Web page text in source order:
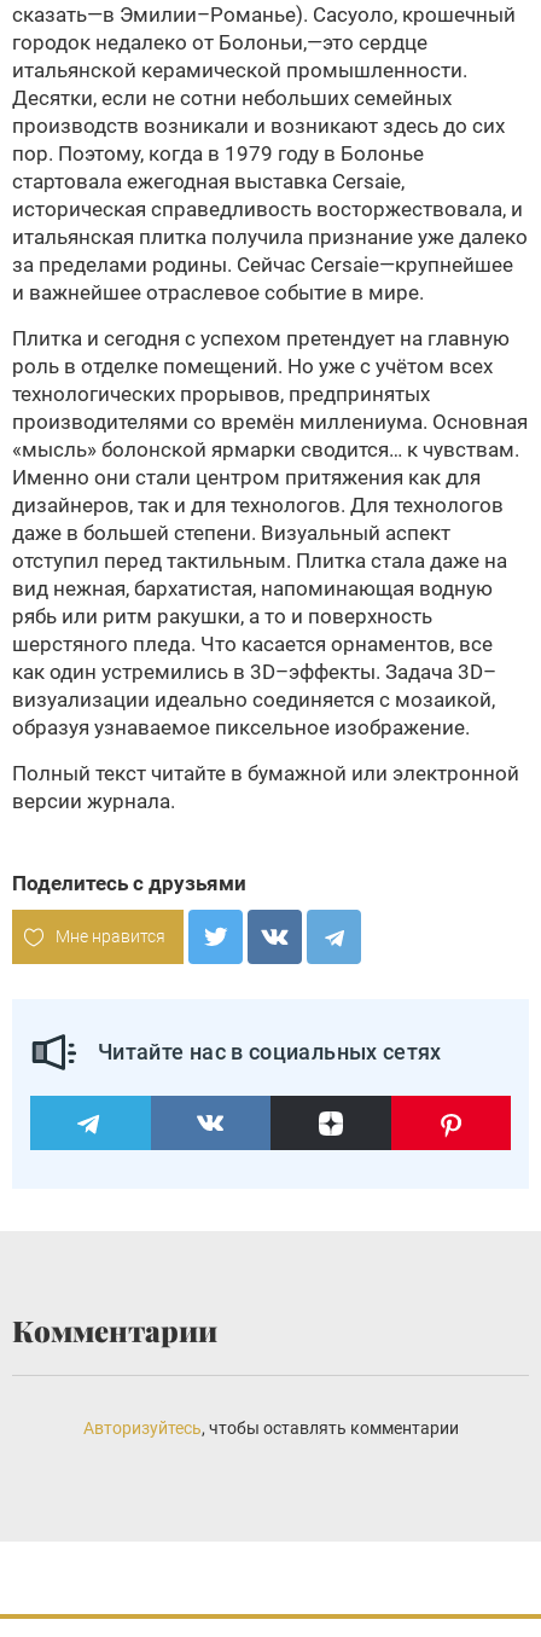
сказать—в Эмилии–Романье). Сасуоло, крошечный
городок недалеко от Болоньи,—это сердце
итальянской керамической промышленности.
Десятки, если не сотни небольших семейных
производств возникали и возникают здесь до сих
пор. Поэтому, когда в 1979 году в Болонье
стартовала ежегодная выставка Cersaie,
историческая справедливость восторжествовала, и
итальянская плитка получила признание уже далеко
за пределами родины. Сейчас Cersaie—крупнейшее
и важ­нейшее отраслевое событие в мире.
Плитка и сегодня с успехом претендует на главную
роль в отделке помещений. Но уже с учётом всех
технологических прорывов, предпринятых
производителями со времён миллениума. Основная
«мысль» болонской ярмарки сводится… к чувствам.
Именно они стали центром притяжения как для
дизайнеров, так и для технологов. Для технологов
даже в большей степени. Визуальный аспект
отступил перед тактильным. Плитка стала даже на
вид нежная, бархатистая, напоминающая водную
рябь или ритм ракушки, а то и поверхность
шерстяного пледа. Что касается орнаментов, все
как один устремились в 3D–эффекты. Задача 3D–
визуализации идеально соединяется с мозаикой,
образуя узнаваемое пиксельное изображение.
Полный текст читайте в бумажной или электронной
версии журнала.
Поделитесь с друзьями
Мне нравится
Читайте нас в социальных сетях
Комментарии
Авторизуйтесь, чтобы оставлять комментарии